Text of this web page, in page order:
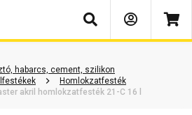
Keresés
habarcs, cement, szilikon
Homlokzatfesték
akril homlokzatfesték 21-C 16 l
Kérdések és válaszok